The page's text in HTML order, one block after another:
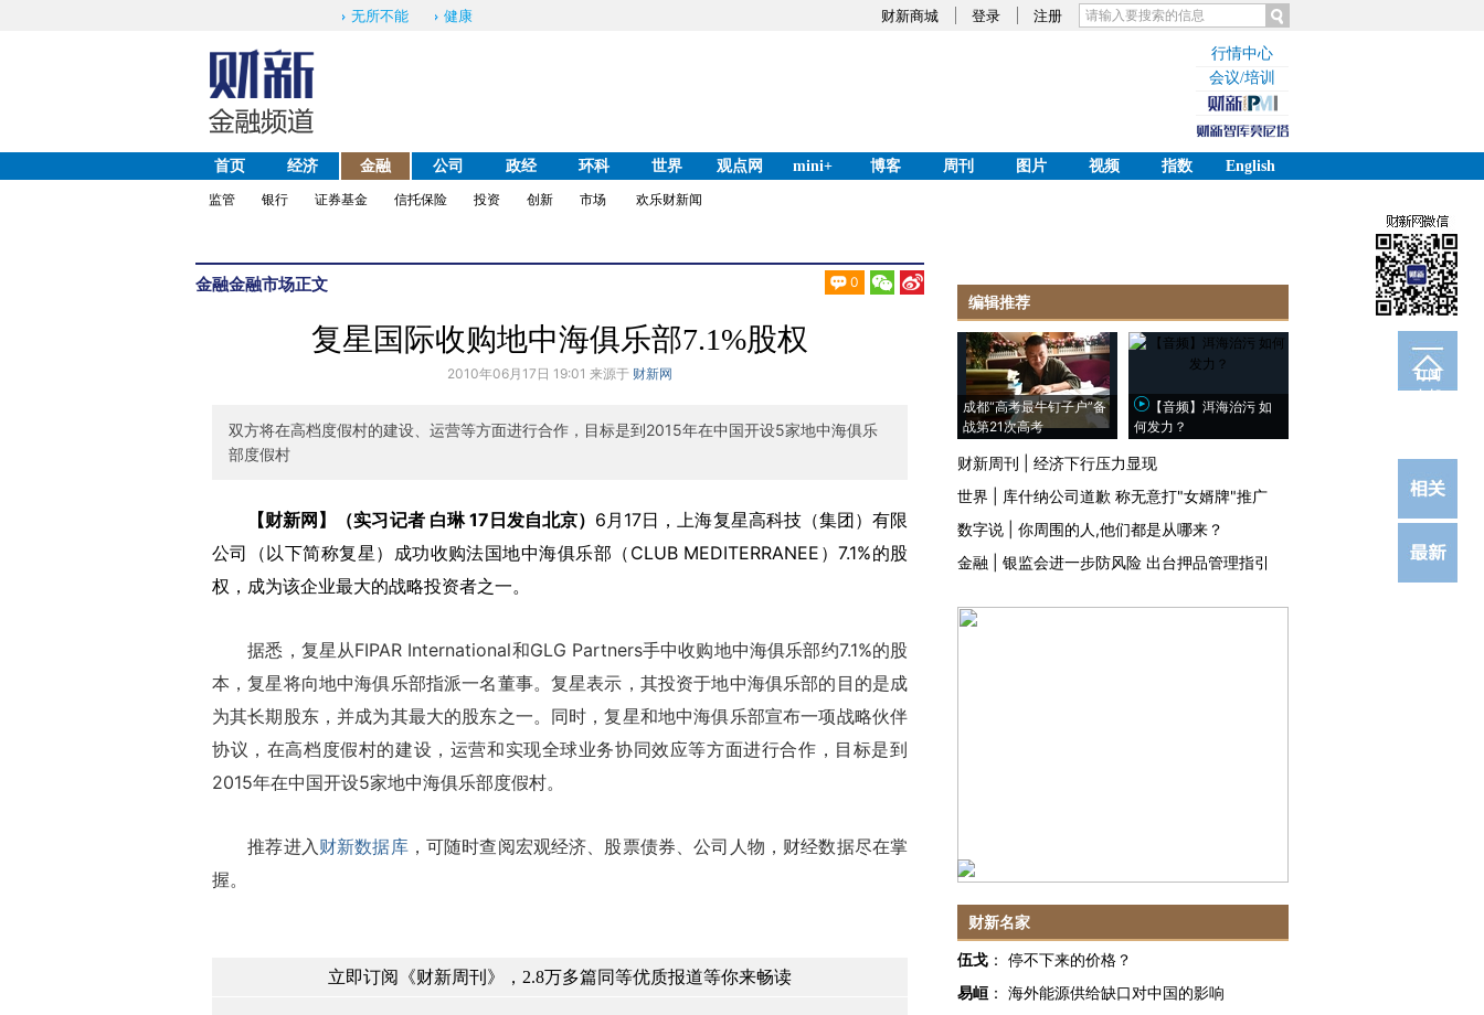
财新商城 登录 注册
无所不能 健康
行情中心
会议/培训
首页 经济 金融 公司 政经 环科 世界 观点网 mini+ 博客 周刊 图片 视频 指数
English
监管
银行 证券基金 信托保险 投资 创新 市场 欢乐财新闻
金融金融市场正文 0
订阅
电邮
复星国际收购地中海俱乐部7.1%股权
2010年06月17日 19:01 来源于 财新网
双方将在高档度假村的建设、运营等方面进行合作，目标是到2015年在中国开设5家地中海俱乐
部度假村
【财新网】（实习记者 白琳 17日发自北京） 6月17日，上海复星高科技（集团）有限
公司（以下简称复星）成功收购法国地中海俱乐部（CLUB MEDITERRANEE）7.1%的股
权，成为该企业最大的战略投资者之一。
据悉，复星从FIPAR International和GLG Partners手中收购地中海俱乐部约7.1%的股
本，复星将向地中海俱乐部指派一名董事。复星表示，其投资于地中海俱乐部的目的是成
为其长期股东，并成为其最大的股东之一。同时，复星和地中海俱乐部宣布一项战略伙伴
协议，在高档度假村的建设，运营和实现全球业务协同效应等方面进行合作，目标是到
2015年在中国开设5家地中海俱乐部度假村。
推荐进入财新数据库，可随时查阅宏观经济、股票债券、公司人物，财经数据尽在掌
握。
立即订阅《财新周刊》，2.8万多篇同等优质报道等你来畅读
编辑推荐
成都“高考最牛钉子户”备
战第21次高考
【音频】洱海治污 如
何发力？
财新周刊
经济下行压力显现
世界
库什纳公司道歉 称无意打"女婿牌"推广
数字说
你周围的人,他们都是从哪来？
金融
银监会进一步防风险 出台押品管理指引
财新名家
伍戈 ： 停不下来的价格？
易峘 ： 海外能源供给缺口对中国的影响